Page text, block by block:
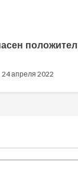
24 апреля 2022